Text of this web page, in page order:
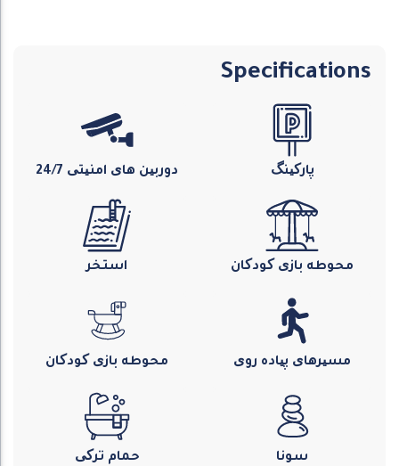
Specifications
پارکینگ دوربین های امنیتی 24/7
محوطه بازی کودکان استخر
مسیرهای پیاده روی محوطه بازی کودکان
سونا حمام ترکی